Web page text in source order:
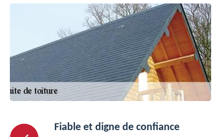
Fiable et digne de confiance